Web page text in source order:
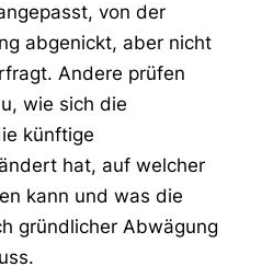
von der
abgenickt, aber nicht
Andere prüfen
wie sich die
künftige
hat, auf welcher
kann und was die
gründlicher Abwägung